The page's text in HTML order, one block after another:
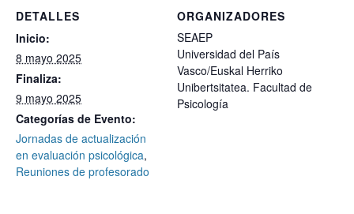
o
k
DETALLES
Inicio:
8 mayo 2025
Finaliza:
9 mayo 2025
Categorías de Evento:
Jornadas de actualización
en evaluación psicológica,
Reuniones de profesorado
ORGANIZADORES
SEAEP
Universidad del País
Vasco/Euskal Herriko
Unibertsitatea. Facultad de
Psicología